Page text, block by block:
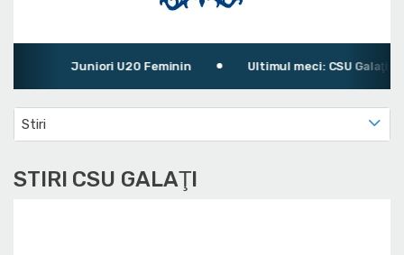
Juniori U20 Feminin Ultimul meci: CSU Galaţi 99 -
Stiri
STIRI CSU GALAŢI